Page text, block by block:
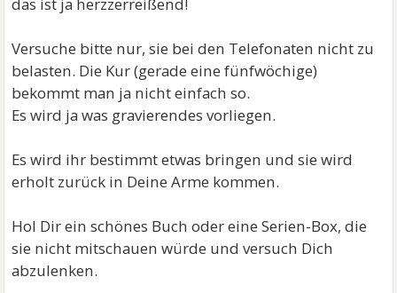
Versuche bitte nur, sie bei den Telefonaten nicht zu
belasten. Die Kur (gerade eine fünfwöchige)
bekommt man ja nicht einfach so.
Es wird ja was gravierendes vorliegen.
Es wird ihr bestimmt etwas bringen und sie wird
erholt zurück in Deine Arme kommen.
Hol Dir ein schönes Buch oder eine Serien-Box, die
sie nicht mitschauen würde und versuch Dich
abzulenken.